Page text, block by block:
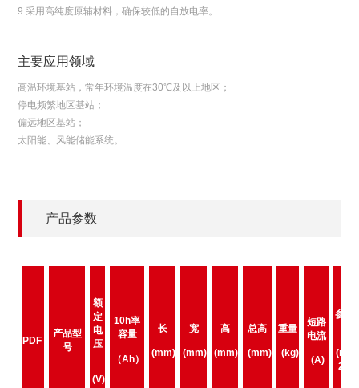
9.采用高纯度原辅材料，确保较低的自放电率。
主要应用领域
高温环境基站，常年环境温度在30℃及以上地区；
停电频繁地区基站；
偏远地区基站；
太阳能、风能储能系统。
产品参数
PDF
产品型
号
额
定
电
压
(V)
10h率
容量
（Ah）
长
(mm)
宽
(mm)
高
(mm)
总高
(mm)
重量
(kg)
短路
电流
(A)
参考
(mΩ